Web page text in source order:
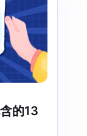
的13